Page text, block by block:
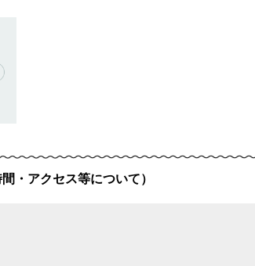
・アクセス等について）